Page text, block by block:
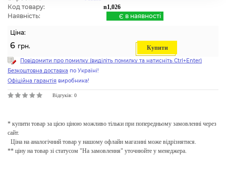
Код товару: n1,026
Наявність: Є в наявності
Ціна:
6 грн. Купити
Повідомити про помилку (виділіть помилку та натисніть Ctrl+Enter)
Безкоштовна доставка по Україні!
Офіційна гарантія виробника!
Відгуків: 0
* купити товар за цією ціною можливо тільки при попередньому замовленні через
сайт.
Ціна на аналогічний товар у нашому офлайн магазині може відрізнятися.
** ціну на товар зі статусом "На замовлення" уточнюйте у менеджера.